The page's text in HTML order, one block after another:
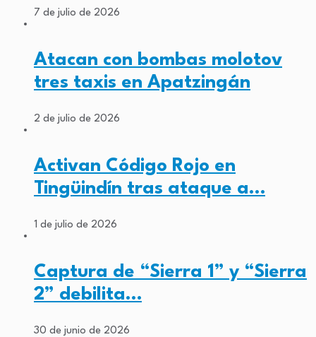
7 de julio de 2026
Atacan con bombas molotov
tres taxis en Apatzingán
2 de julio de 2026
Activan Código Rojo en
Tingüindín tras ataque a…
1 de julio de 2026
Captura de “Sierra 1” y “Sierra
2” debilita…
30 de junio de 2026